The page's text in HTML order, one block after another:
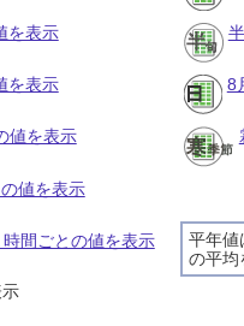
を表示
を表示 8
値を表示
値を表示
平年値
の平均
間ごとの値を表示